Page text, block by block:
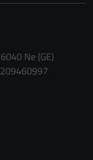
Ne (GE)